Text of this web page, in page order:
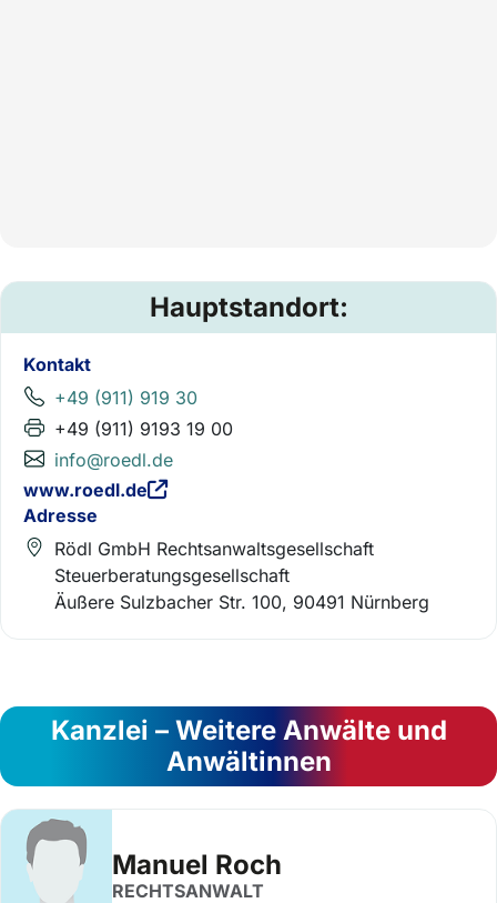
Hauptstandort:
Kontakt
+49 (911) 919 30
+49 (911) 9193 19 00
info@roedl.de
www.roedl.de
Adresse
Rödl GmbH Rechtsanwaltsgesellschaft
Steuerberatungsgesellschaft
Äußere Sulzbacher Str. 100, 90491 Nürnberg
Kanzlei – Weitere Anwälte und
Anwältinnen
Manuel Roch
RECHTSANWALT